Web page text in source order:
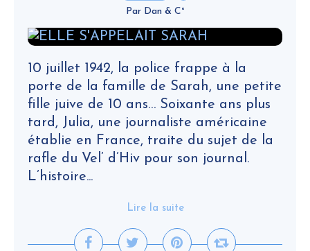
Par Dan & C°
10 juillet 1942, la police frappe à la
porte de la famille de Sarah, une petite
fille juive de 10 ans… Soixante ans plus
tard, Julia, une journaliste américaine
établie en France, traite du sujet de la
rafle du Vel’ d’Hiv pour son journal.
L’histoire...
Lire la suite